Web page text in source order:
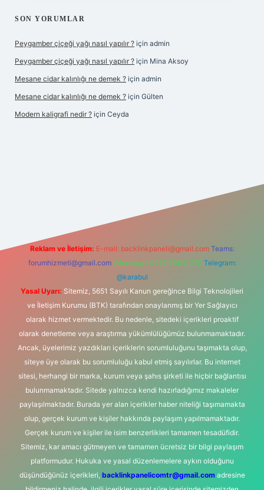
SON YORUMLAR
Peygamber çiçeği yağı nasıl yapılır ? için admin
Peygamber çiçeği yağı nasıl yapılır ? için Mina Aksoy
Mesane cidar kalınlığı ne demek ? için admin
Mesane cidar kalınlığı ne demek ? için Gülten
Modern kaligrafi nedir ? için Ceyda
Reklam ve İletişim: E-mail: backlinkpaneli@gmail.com Teams:
forumhizmeti@gmail.com Whatsapp: 0262 606 0 726 Telegram:
@karabul
Yasal Uyarı: Sitemiz, 5651 Sayılı Kanun gereğince Bilgi Teknolojileri
ve İletişim Kurumu (BTK) tarafından onaylanmış bir Yer Sağlayıcı
olarak hizmet vermektedir. Bu nedenle, sitedeki içerikleri proaktif
olarak denetleme veya araştırma yükümlülüğümüz bulunmamaktadır.
Ancak, üyelerimiz yazdıkları içeriklerin sorumluluğunu taşımakta olup,
siteye üye olarak bu sorumluluğu kabul etmiş sayılırlar. Bu internet
sitesi, herhangi bir marka, kurum veya şahıs şirketi ile hiçbir bağlantısı
bulunmamaktadır. Sitede yalnızca kendi hazırladığımız makaleler
paylaşılmaktadır. Burada yer alan içerikler haber niteliği taşımamakta
olup, gerçek kurum ve kişiler hakkında paylaşım yapılmamaktadır.
Gerçek kurum ve kişiler ile isim benzerlikleri tamamen tesadüfidir.
Sitemiz, kar amacı gütmeyen ve tamamen ücretsiz bir bilgi paylaşım
platformudur. Hukuka ve yasal düzenlemelere aykırı olduğunu
düşündüğünüz içerikleri, backlinkpanelicomtr@gmail.comadresine